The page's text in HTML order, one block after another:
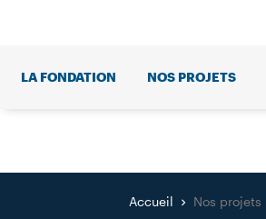
LA FONDATION NOS PROJETS
Accueil Nos projets